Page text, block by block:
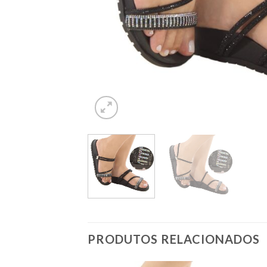
PRODUTOS RELACIONADOS